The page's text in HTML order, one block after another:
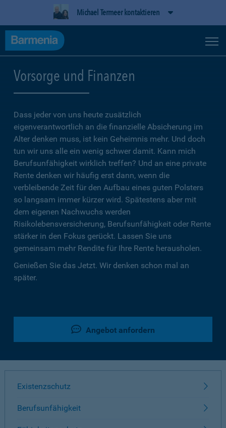
Michael Termeer kontaktieren
Vorsorge und Finanzen
Dass jeder von uns heute zusätzlich
eigenverantwortlich an die finanzielle Absicherung im
Alter denken muss, ist kein Geheimnis mehr. Und doch
tun wir uns alle ein wenig schwer damit. Kann mich
Berufsunfähigkeit wirklich treffen? Und an eine private
Rente denken wir häufig erst dann, wenn die
verbleibende Zeit für den Aufbau eines guten Polsters
so langsam immer kürzer wird. Spätestens aber mit
dem eigenen Nachwuchs werden
Risikolebensversicherung, Berufsunfähigkeit oder Rente
stärker in den Fokus gerückt. Lassen Sie uns
gemeinsam mehr Rendite für Ihre Rente herausholen.
Genießen Sie das Jetzt. Wir denken schon mal an
später.
Angebot anfordern
Existenzschutz
Berufsunfähigkeit